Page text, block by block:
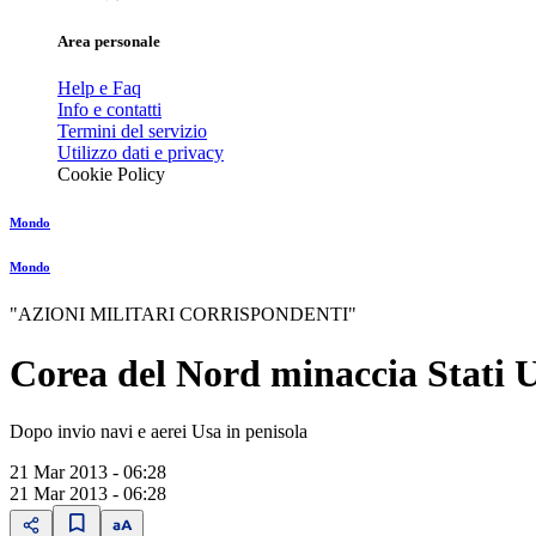
Area personale
Help e Faq
Info e contatti
Termini del servizio
Utilizzo dati e privacy
Cookie Policy
Mondo
Mondo
"AZIONI MILITARI CORRISPONDENTI"
Corea del Nord minaccia Stati
Dopo invio navi e aerei Usa in penisola
21 Mar 2013 - 06:28
21 Mar 2013 - 06:28